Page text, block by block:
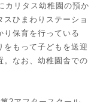
カリタス幼稚園の預か
スひまわりステーショ
り保育を行っている
をもって子どもを送迎
。なお、幼稚園舎での